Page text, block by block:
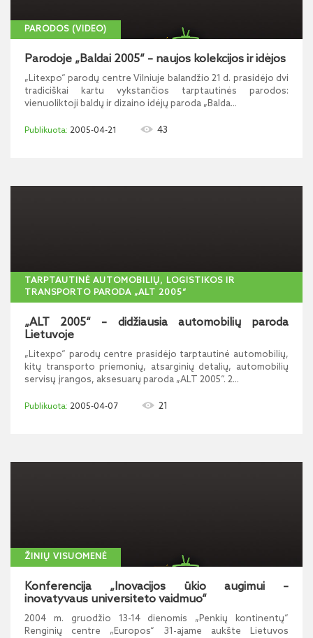
PARODOS (VIDEO)
Parodoje „Baldai 2005“ – naujos kolekcijos ir idėjos
„Litexpo“ parodų centre Vilniuje balandžio 21 d. prasidėjo dvi
tradiciškai kartu vykstančios tarptautinės parodos:
vienuoliktoji baldų ir dizaino idėjų paroda „Balda...
2005-04-21 43
TARPTAUTINĖ AUTOMOBILIŲ, LOGISTIKOS IR
TRANSPORTO PARODA „ALT 2005“
„ALT 2005“ – didžiausia automobilių paroda
Lietuvoje
„Litexpo“ parodų centre prasidėjo tarptautinė automobilių,
kitų transporto priemonių, atsarginių detalių, automobilių
servisų įrangos, aksesuarų paroda „ALT 2005“. 2...
2005-04-07 21
ŽINIŲ VISUOMENĖ
Konferencija „Inovacijos ūkio augimui –
inovatyvaus universiteto vaidmuo“
2004 m. gruodžio 13-14 dienomis „Penkių kontinentų“
Renginių centre „Europos“ 31-ajame aukšte Lietuvos